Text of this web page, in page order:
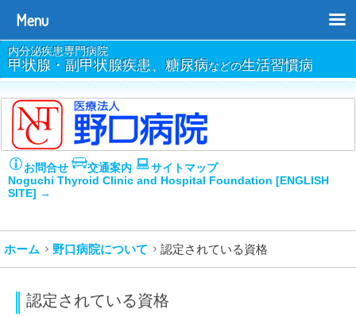
内分泌疾患専門病院
甲状腺・副甲状腺疾患、糖尿病などの生活習慣病
お問合せ 交通案内
サイトマップ
Noguchi Thyroid Clinic and Hospital Foundation [ENGLISH
SITE] →
ホーム 野口病院について 認定されている資格
認定されている資格
Menu